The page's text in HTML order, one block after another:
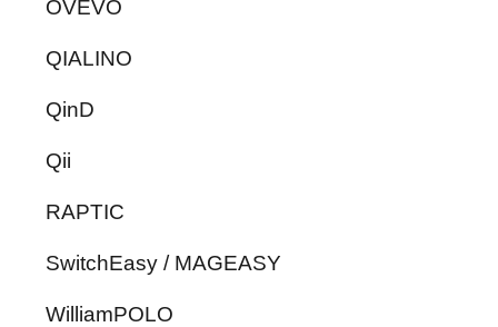
OVEVO
QIALINO
QinD
Qii
RAPTIC
SwitchEasy / MAGEASY
WilliamPOLO